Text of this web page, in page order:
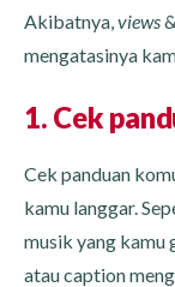
Akibatnya, views&
mengatasinya
1. Cek
Cek panduan
kamu langgar.
musik yang kamu
atau caption